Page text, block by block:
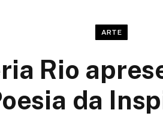
ARTE
Rio
da